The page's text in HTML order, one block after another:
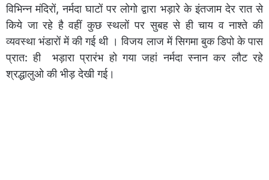
विभिन्न मंदिरों, नर्मदा घाटों पर लोगो द्वारा भड़ारे के इंतजाम देर रात से
किये जा रहे है वहीं कुछ स्थलों पर सुबह से ही चाय व नाश्ते की
व्यवस्था भंडारों में की गई थी । विजय लाज में सिगमा बुक डिपो के पास
प्रात: ही भड़ारा प्रारंभ हो गया जहां नर्मदा स्नान कर लौट रहे
श्रद्धालुओ की भीड़ देखी गई।